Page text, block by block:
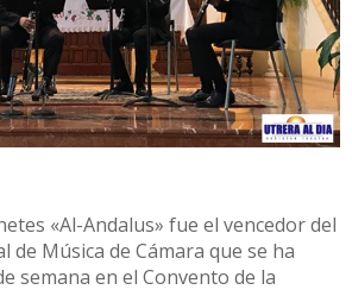
«Al-Andalus» fue el vencedor del
de Música de Cámara que se ha
semana en el Convento de la